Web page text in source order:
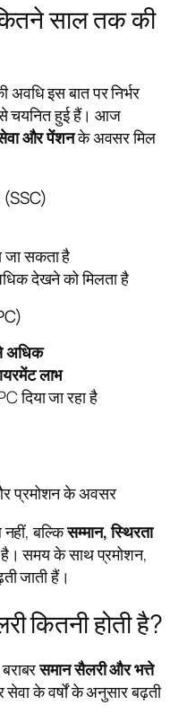
साल तक की
इस बात पर निर्भर
से चयनित हुई हैं। आज
और पेंशनके अवसर मिल
सकता है
देखने को मिलता है
अधिक
लाभ
दिया जा रहा है
प्रमोशन के अवसर
नहीं, बल्किसम्मान, स्थिरता
समय के साथ प्रमोशन,
जाती हैं।
कितनी होती है?
समान सैलरी और भत्ते
के वर्षों के अनुसार बढ़ती